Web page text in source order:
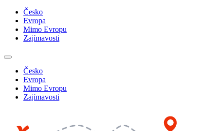
Česko
Evropa
Mimo Evropu
Zajímavosti
Česko
Evropa
Mimo Evropu
Zajímavosti